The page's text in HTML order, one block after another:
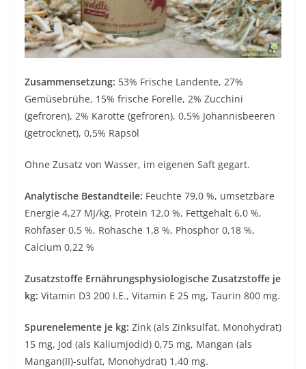
Zusammensetzung: 53% Frische Landente, 27%
Gemüsebrühe, 15% frische Forelle, 2% Zucchini
(gefroren), 2% Karotte (gefroren), 0,5% Johannisbeeren
(getrocknet), 0,5% Rapsöl
Ohne Zusatz von Wasser, im eigenen Saft gegart.
Analytische Bestandteile: Feuchte 79,0 %, umsetzbare
Energie 4,27 MJ/kg, Protein 12,0 %, Fettgehalt 6,0 %,
Rohfaser 0,5 %, Rohasche 1,8 %, Phosphor 0,18 %,
Calcium 0,22 %
Zusatzstoffe Ernährungsphysiologische Zusatzstoffe je
kg: Vitamin D3 200 I.E., Vitamin E 25 mg, Taurin 800 mg.
Spurenelemente je kg: Zink (als Zinksulfat, Monohydrat)
15 mg, Jod (als Kaliumjodid) 0,75 mg, Mangan (als
Mangan(II)-sulfat, Monohydrat) 1,40 mg.